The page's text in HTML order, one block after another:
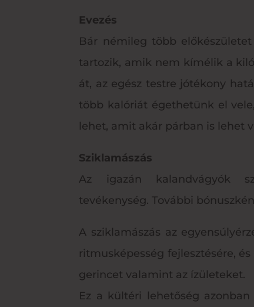
Evezés
Bár némileg több
tartozik, amik nem kímélik a
át, az egész testre jótékony
több kalóriát égethetünk el
lehet, amit akár párban is lehet
Sziklamászás
Az igazán kalandvágyók
tevékenység. További
A sziklamászás az
ritmusképesség fejlesztésére,
gerincet valamint az ízületeket.
Ez a kültéri lehetőség